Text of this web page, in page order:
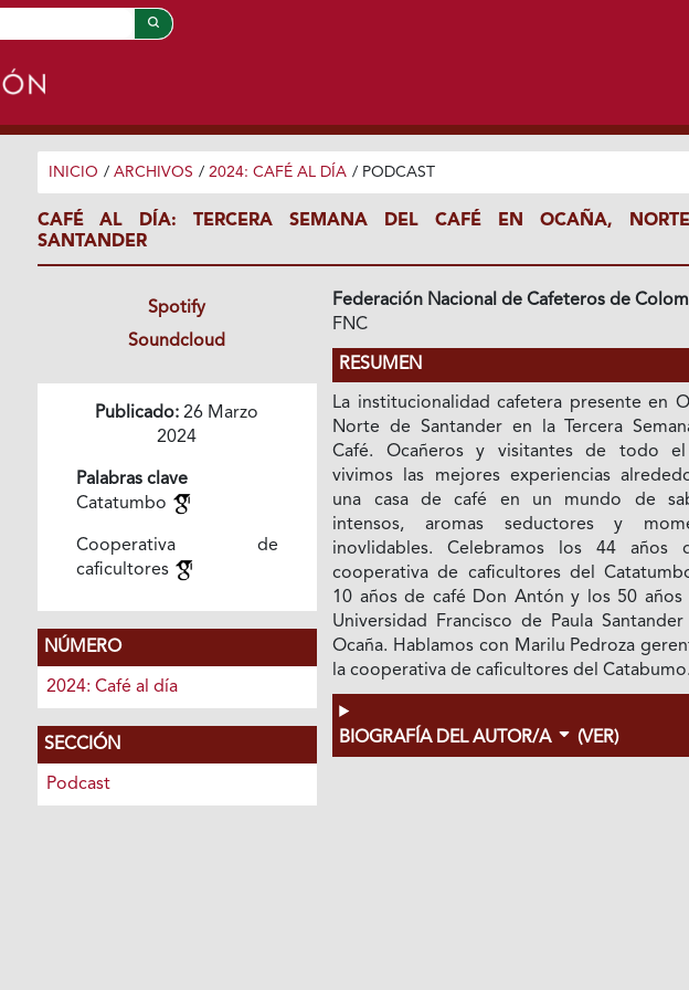
INICIO / ARCHIVOS / 2024: CAFÉ AL DÍA / PODCAST
CAFÉ AL DÍA: TERCERA SEMANA DEL CAFÉ EN OCAÑA,
SANTANDER
Spotify
Soundcloud
Publicado: 26 Marzo
2024
Palabras clave
Catatumbo
Cooperativa de
caficultores
NÚMERO
2024: Café al día
SECCIÓN
Podcast
Federación Nacional de Cafeteros de
FNC
RESUMEN
La institucionalidad cafetera presente en
Norte de Santander en la Tercera
Café. Ocañeros y visitantes de todo
vivimos las mejores experiencias
una casa de café en un mundo de
intensos, aromas seductores y
inovlidables. Celebramos los 44 años
cooperativa de caficultores del
10 años de café Don Antón y los 50 años
Universidad Francisco de Paula Santander
Ocaña. Hablamos con Marilu Pedroza
la cooperativa de caficultores del Catabumo.
BIOGRAFÍA DEL AUTOR/A (VER)